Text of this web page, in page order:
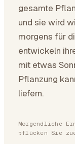
gesamte
und sie wird
morgens für
entwickeln
mit etwas
Pflanzung
liefern.
Morgendliche
pflücken Sie